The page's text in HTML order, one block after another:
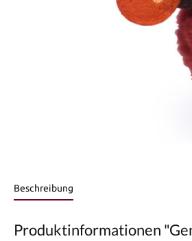
Beschreibung
Produktinformationen